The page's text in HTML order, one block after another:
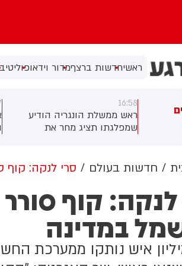
ראשיחדשות ברצףמדור וידאופוליטי
16:57
אילון מאסק: מפעל השבבים
החדש והענק שראפאב שאנו
שרשרת התכנון והייצור של
חדשות בעולם סרי לנקה:
לנקה: קוף
במדינה
23 מיליון איש נותקו